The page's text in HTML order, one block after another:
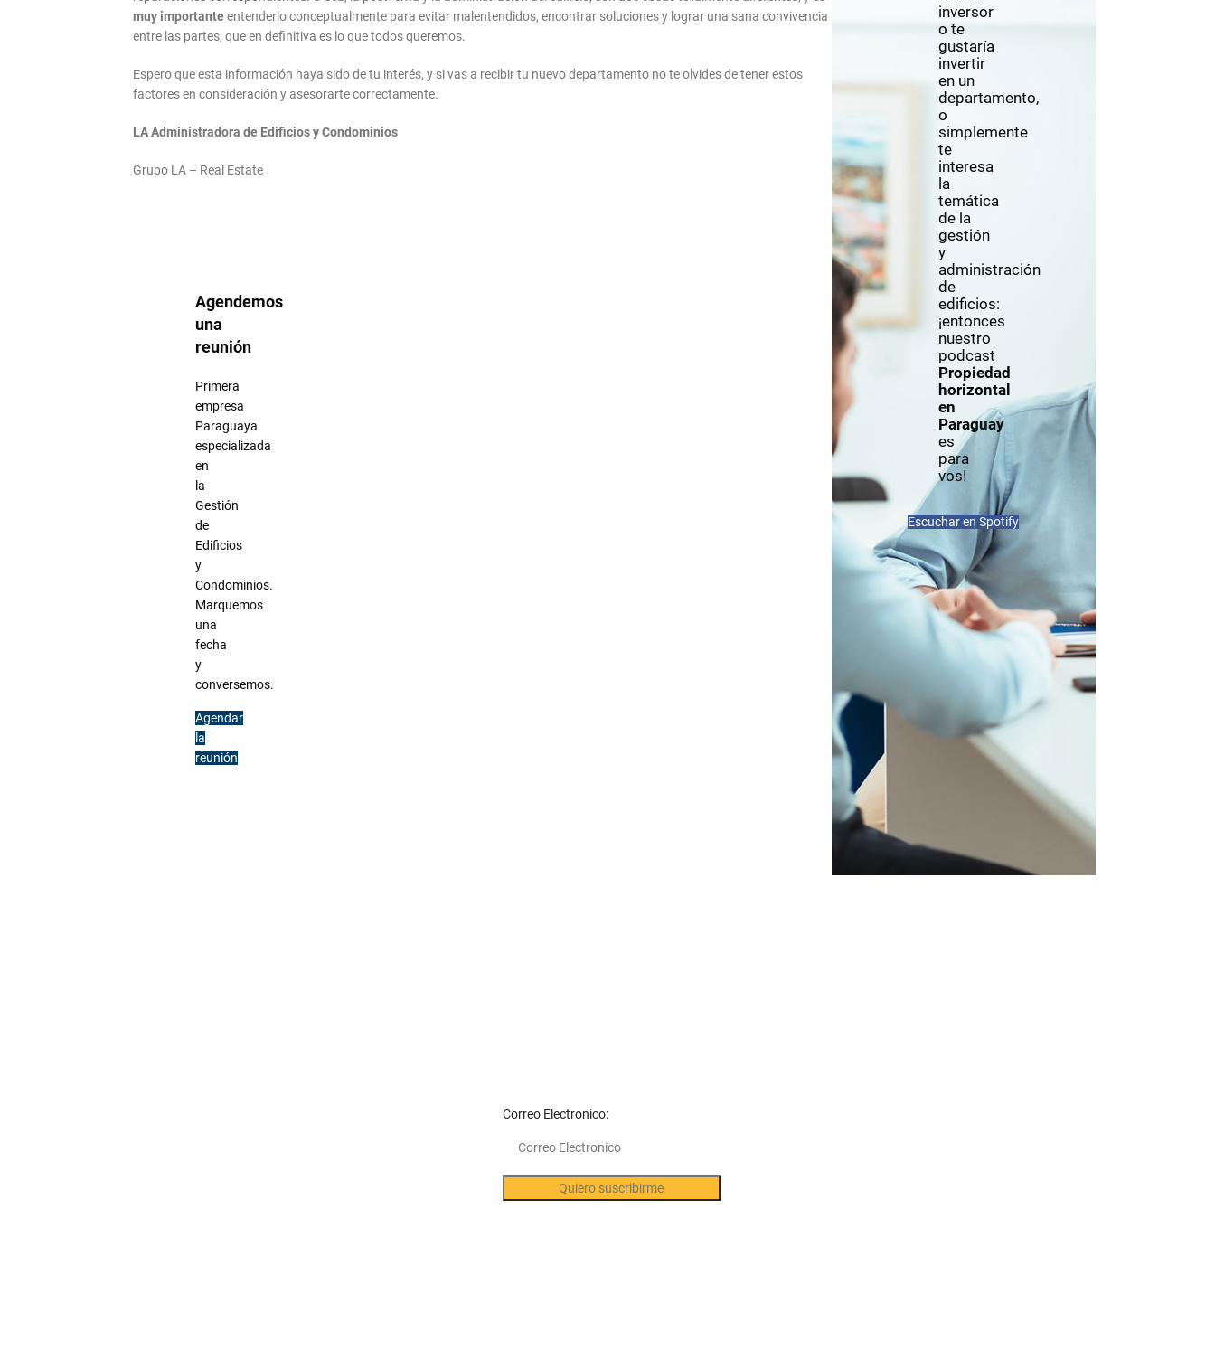
muy importanteentenderlo conceptualmente para evitar malentendidos, encontrar soluciones y lograr una sana convivencia
entre las partes, que en definitiva es lo que todos queremos.
Espero que esta información haya sido de tu interés, y si vas a recibir tu nuevo departamento no te olvides de tener estos
factores en consideración y asesorarte correctamente.
LA Administradora de Edificios y Condominios
Grupo LA – Real Estate
Agendemos
una
reunión
Primera
empresa
Paraguaya
especializada
en
la
Gestión
de
Edificios
y
Condominios.
Marquemos
una
fecha
y
conversemos.
Agendar
la
reunión
Correo Electronico:
inversor
o te
gustaría
invertir
en un
departamento,
o
simplemente
te
interesa
la
temática
de la
gestión
y
administración
de
edificios:
¡entonces
nuestro
podcast
Propiedad
horizontal
en
Paraguay
es
para
vos!
Escuchar en Spotify